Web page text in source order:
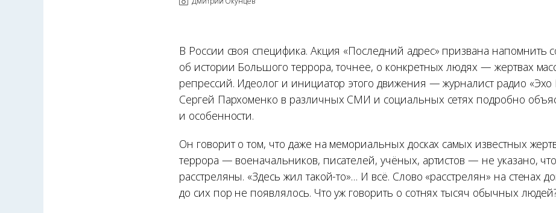
В России своя специфика. Акция «Последний адрес» призвана напомнить
об истории Большого террора, точнее, о конкретных людях — жертвах
репрессий. Идеолог и инициатор этого движения — журналист радио
Сергей Пархоменко в различных СМИ и социальных сетях подробно
и особенности.
Он говорит о том, что даже на мемориальных досках самых известных
террора — военачальников, писателей, учёных, артистов — не указано,
расстреляны. «Здесь жил такой-то»… И всё. Слово «расстрелян» на стенах
до сих пор не появлялось. Что уж говорить о сотнях тысяч обычных